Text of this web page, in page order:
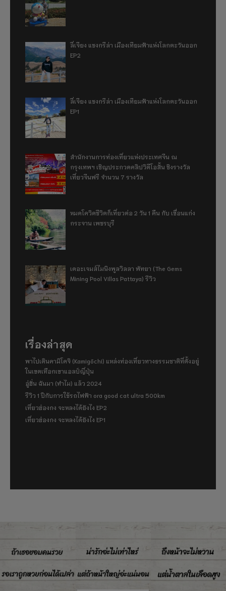
ลี่เจียง แชงกรีล่า เมืองเทียมฟ้าแห่งโลกตะวันออก
EP2
ลี่เจียง แชงกรีล่า เมืองเทียมฟ้าแห่งโลกตะวันออก
EP1
สำนักงานการท่องเที่ยวแห่งประเทศจีน ณ
กรุงเทพฯ เชิญประกวดคลิปวิดีโอสั้น ชิงรางวัล
เที่ยวจีนฟรี จำนวน 7 รางวัล
หมดโควิดชีวิตก็เที่ยวต่อ 2 วัน 1 คืน กับ เขื่อนแก่ง
กระจาน เพชรบุรี
เดอะเจมส์ไมนิงพูลวิลลา พัทยา (The Gems
Mining Pool Villas Pattaya) รีวิว
เรื่องล่าสุด
พาไปเดินคามิโคจิ (Kamigōchi) แหล่งท่องเที่ยวทางธรรมชาติที่ตั้งอยู่
ในเขตเทือกเขาแอลป์ญี่ปุ่น
อู่ฮั่น ฉันมา (ทำไม) แล้ว 2024
รีวิว 1 ปีกับการใช้รถไฟฟ้า ora good cat ultra 500km
เที่ยวฮ่องกง จะหลงได้ยังไง EP2
เที่ยวฮ่องกง จะหลงได้ยังไง EP1